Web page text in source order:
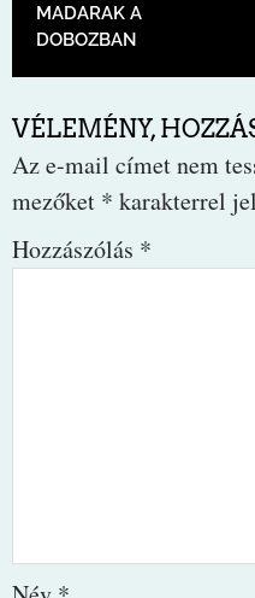
MADARAK A
DOBOZBAN
VÉLEMÉNY,
Az e-mail címet nem
mezőket * karakterrel
Hozzászólás *